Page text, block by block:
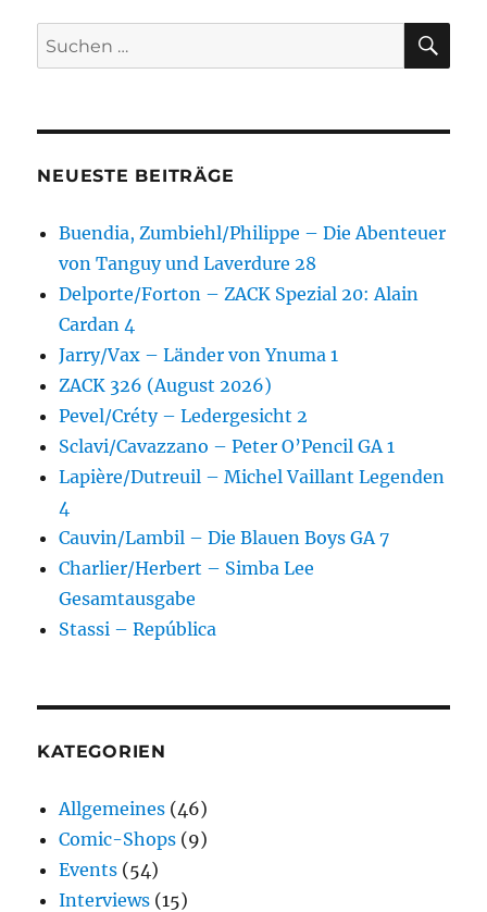
Suchen
nach:
NEUESTE BEITRÄGE
Buendia, Zumbiehl/Philippe – Die Abenteuer
von Tanguy und Laverdure 28
Delporte/Forton – ZACK Spezial 20: Alain
Cardan 4
Jarry/Vax – Länder von Ynuma 1
ZACK 326 (August 2026)
Pevel/Créty – Ledergesicht 2
Sclavi/Cavazzano – Peter O’Pencil GA 1
Lapière/Dutreuil – Michel Vaillant Legenden
4
Cauvin/Lambil – Die Blauen Boys GA 7
Charlier/Herbert – Simba Lee
Gesamtausgabe
Stassi – República
KATEGORIEN
Allgemeines (46)
Comic-Shops (9)
Events (54)
Interviews (15)